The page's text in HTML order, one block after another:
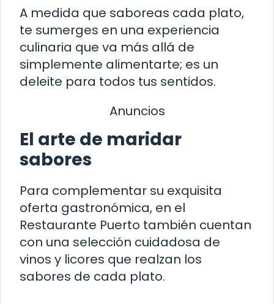
A medida que saboreas cada plato,
te sumerges en una experiencia
culinaria que va más allá de
simplemente alimentarte; es un
deleite para todos tus sentidos.
Anuncios
El arte de maridar
sabores
Para complementar su exquisita
oferta gastronómica, en el
Restaurante Puerto también cuentan
con una selección cuidadosa de
vinos y licores que realzan los
sabores de cada plato.